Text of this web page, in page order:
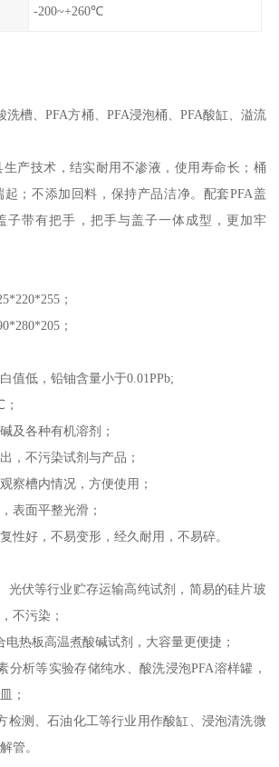
-200~+260℃
洗槽、PFA方桶、PFA浸泡桶、PFA酸缸、溢流
产技术，结实耐用不渗液，使用寿命长；桶
；不添加回料，保持产品洁净。配套PFA盖
子带有把手，把手与盖子一体成型，更加牢
；
；
值低，铅铀含量小于0.01PPb;
及各种有机溶剂；
，不污染试剂与产品；
察槽内情况，方便使用；
表面平整光滑；
性好，不易变形，经久耐用，不易碎。
光伏等行业贮存运输高纯试剂，简易的硅片玻
不污染；
电热板高温煮酸碱试剂，大容量更便捷；
分析等实验存储纯水、酸洗浸泡PFA溶样罐，
；
检测、石油化工等行业用作酸缸、浸泡清洗微
管。